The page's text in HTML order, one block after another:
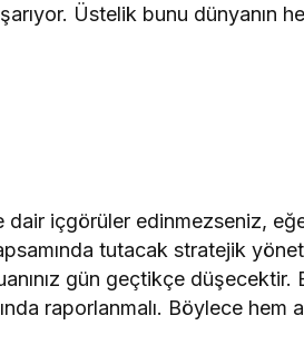
Üstelik bunu dünyanın
dair içgörüler edinmezseniz,
tutacak stratejik
gün geçtikçe düşecektir.
raporlanmalı. Böylece hem